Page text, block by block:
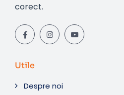
corect.
Utile
Despre noi